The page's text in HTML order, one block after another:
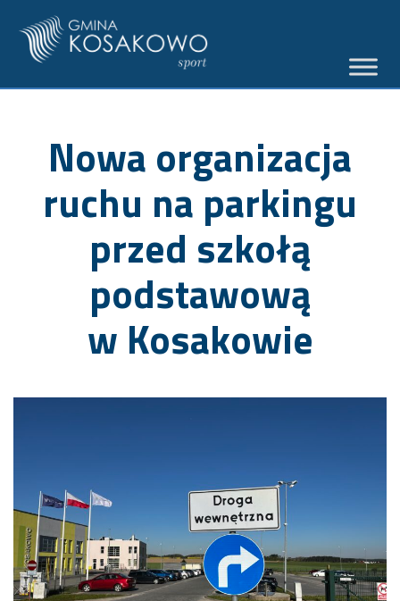
Nowa organizacja
ruchu na parkingu
przed szkołą
podstawową
w Kosakowie